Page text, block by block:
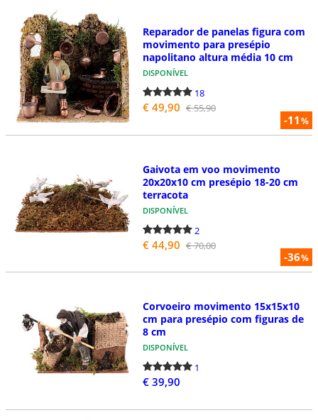
-11%
Reparador de panelas figura com
movimento para presépio
napolitano altura média 10 cm
DISPONÍVEL
18
€ 49,90 € 55,90
-36%
Gaivota em voo movimento
20x20x10 cm presépio 18-20 cm
terracota
DISPONÍVEL
2
€ 44,90 € 70,00
Corvoeiro movimento 15x15x10
cm para presépio com figuras de
8 cm
DISPONÍVEL
1
€ 39,90